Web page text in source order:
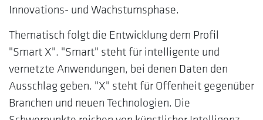
Innovations- und Wachstumsphase.
Thematisch folgt die Entwicklung dem Profil
"Smart X". "Smart" steht für intelligente und
vernetzte Anwendungen, bei denen Daten den
Ausschlag geben. "X" steht für Offenheit gegenüber
Branchen und neuen Technologien. Die